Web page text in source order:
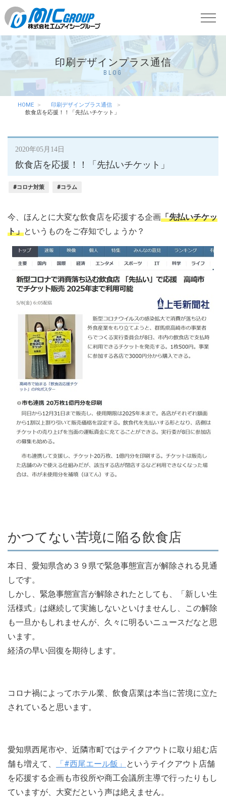
印刷デザインプラス通信
BLOG
HOME
印刷デザインプラス通信
飲食店を応援！！「先払いチケット」
2020年05月14日
飲食店を応援！！「先払いチケット」
#コロナ対策 #コラム
今、ほんとに大変な飲食店を応援する企画「先払いチケッ
ト」というものをご存知でしょうか？
かつてない苦境に陥る飲食店
本日、愛知県含め３９県で緊急事態宣言が解除される見通
しです。
しかし、緊急事態宣言が解除されたとしても、「新しい生
活様式」は継続して実施しないといけませんし、この解除
も一旦かもしれませんが、久々に明るいニュースだなと思
います。
経済の早い回復を期待します。
コロナ禍によってホテル業、飲食店業は本当に苦境に立た
されていると思います。
愛知県西尾市や、近隣市町ではテイクアウトに取り組む店
舗も増えて、
「#西尾エール飯」 というテイクアウト店舗
を応援する企画も市役所や商工会議所主導で行ったりもし
ていますが、大変だという声は絶えません。